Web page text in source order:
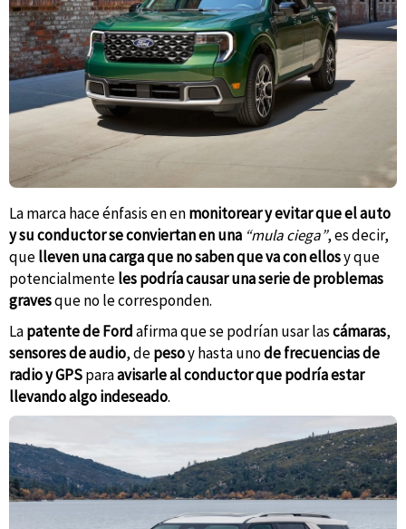
La marca hace énfasis en enmonitorear y evitar que el auto
y su conductor se conviertan en una “mula ciega”, es decir,
quelleven una carga que no saben que va con ellosy que
potencialmenteles podría causar una serie de problemas
gravesque no le corresponden.
Lapatente de Fordafirma que se podrían usar lascámaras,
sensores de audio, depesoy hasta unode frecuencias de
radio y GPSparaavisarle al conductor que podría estar
llevando algo indeseado.